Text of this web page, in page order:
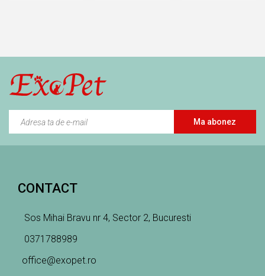
Ma abonez
CONTACT
Sos Mihai Bravu nr 4, Sector 2, Bucuresti
0371788989
office@exopet.ro